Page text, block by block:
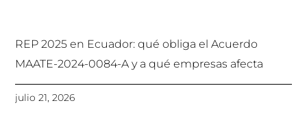
REP 2025 en Ecuador: qué obliga el Acuerdo
MAATE-2024-0084-A y a qué empresas afecta
julio 21, 2026